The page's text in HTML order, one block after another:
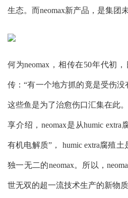
生态。而neomax新产品，是集团
何为neomax，相传在50年代初
传：“有一个地方抓的竟是受伤没
这些鱼是为了治愈伤口汇集在此
享介绍，neomax是从humic
有机电解质”， humic extra腐殖
独一无二的neomax。所以，
世无双的超一流技术生产的新物质